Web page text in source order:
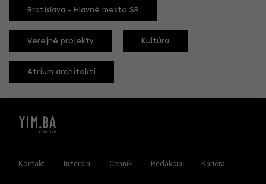
Bratislava - Hlavné mesto SR
Verejné projekty Kultúra
Atrium architekti
Kontakt Inzercia Cenník Redakcia Kariéra